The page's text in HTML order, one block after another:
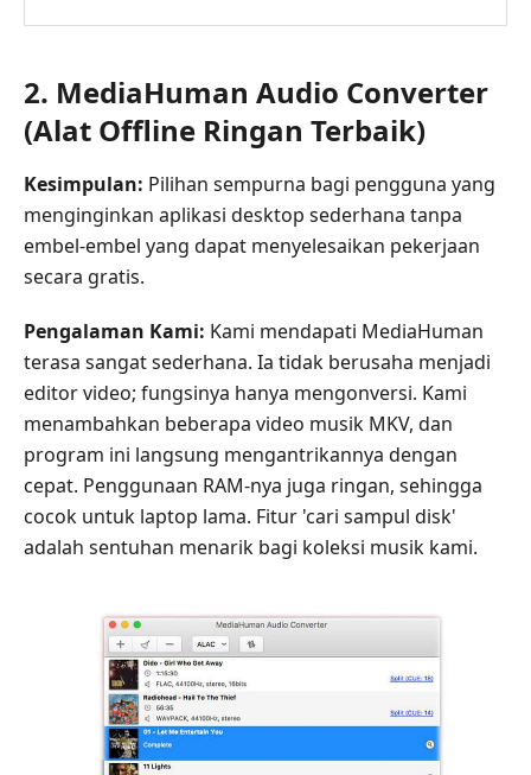
2. MediaHuman Audio Converter
(Alat Offline Ringan Terbaik)
Kesimpulan: Pilihan sempurna bagi pengguna yang
menginginkan aplikasi desktop sederhana tanpa
embel-embel yang dapat menyelesaikan pekerjaan
secara gratis.
Pengalaman Kami: Kami mendapati MediaHuman
terasa sangat sederhana. Ia tidak berusaha menjadi
editor video; fungsinya hanya mengonversi. Kami
menambahkan beberapa video musik MKV, dan
program ini langsung mengantrikannya dengan
cepat. Penggunaan RAM-nya juga ringan, sehingga
cocok untuk laptop lama. Fitur 'cari sampul disk'
adalah sentuhan menarik bagi koleksi musik kami.